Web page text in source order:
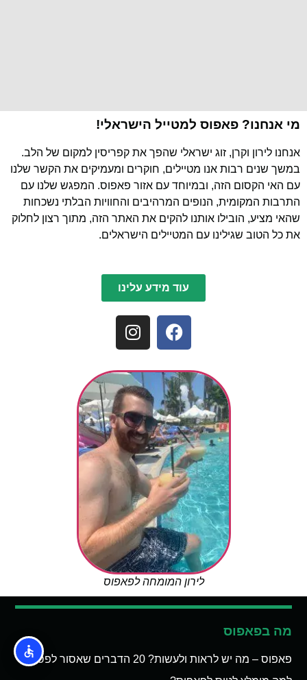
מי אנחנו? פאפוס למטייל הישראלי!
אנחנו לירון וקרן, זוג ישראלי שהפך את קפריסין למקום של הלב.
במשך שנים רבות אנו מטיילים, חוקרים ומעמיקים את הקשר שלנו
עם האי הקסום הזה, ובמיוחד עם אזור פאפוס. המפגש שלנו עם
התרבות המקומית, הנופים המרהיבים והחוויות הבלתי נשכחות
שהאי מציע, הובילו אותנו להקים את האתר הזה, מתוך רצון לחלוק
את כל הטוב שגילינו עם המטיילים הישראלים.
עוד מידע עלינו
לירון המומחה לפאפוס
מה בפאפוס
פאפוס – מה יש לראות ולעשות? 20 הדברים שאסור לפספס